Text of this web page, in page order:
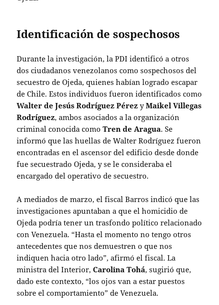
Identificación de sospechosos
Durante la investigación, la PDI identificó a otros
dos ciudadanos venezolanos como sospechosos del
secuestro de Ojeda, quienes habían logrado escapar
de Chile. Estos individuos fueron identificados como
Walter de Jesús Rodríguez Pérez yMaikel Villegas
Rodríguez, ambos asociados a la organización
criminal conocida comoTren de Aragua. Se
informó que las huellas de Walter Rodríguez fueron
encontradas en el ascensor del edificio desde donde
fue secuestrado Ojeda, y se le consideraba el
encargado del operativo de secuestro.
A mediados de marzo, el fiscal Barros indicó que las
investigaciones apuntaban a que el homicidio de
Ojeda podría tener un trasfondo político relacionado
con Venezuela. “Hasta el momento no tengo otros
antecedentes que nos demuestren o que nos
indiquen hacia otro lado”, afirmó el fiscal. La
ministra del Interior,Carolina Tohá, sugirió que,
dado este contexto, “los ojos van a estar puestos
sobre el comportamiento” de Venezuela.